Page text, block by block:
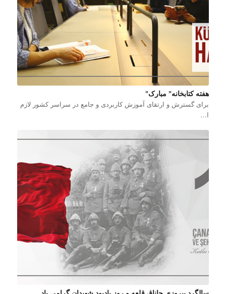
هفته کتابخانه" مبارک"
برای گسترش و ارتقای آموزش کاربردی و جامع در سراسر کشور لازم
ا…